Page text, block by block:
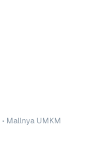
• Mallnya UMKM